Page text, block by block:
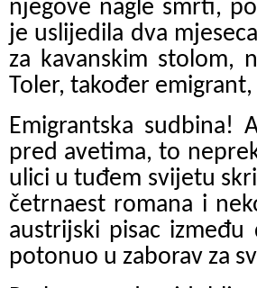
njegove nagle smrti,
je uslijedila dva
za kavanskim stolom,
Toler, također
Emigrantska
pred avetima, to
ulici u tuđem svijetu
četrnaest romana i
austrijski pisac između
potonuo u zaborav za